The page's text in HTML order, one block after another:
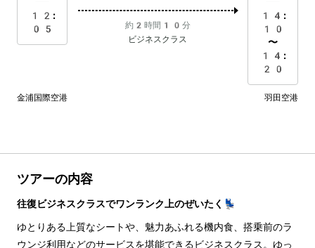
12:
05
約2時間10分
ビジネスクラス
14:
10
〜
14:
20
金浦国際空港 羽田空港
ツアーの内容
往復ビジネスクラスでワンランク上のぜいたく💺
ゆとりある上質なシートや、魅力あふれる機内食、搭乗前のラ
ウンジ利用などのサービスを堪能できるビジネスクラス。ゆっ